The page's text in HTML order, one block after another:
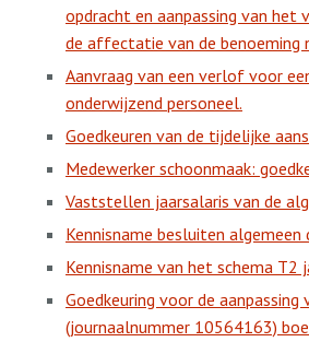
opdracht en aanpassing van het
de affectatie van de
Aanvraag van een verlof voor
onderwijzend personeel.
Goedkeuren van de tijdelijke
Medewerker schoonmaak:
Vaststellen jaarsalaris van de
Kennisname besluiten
Kennisname van het schema T2
Goedkeuring voor de
(journaalnummer 10564163)